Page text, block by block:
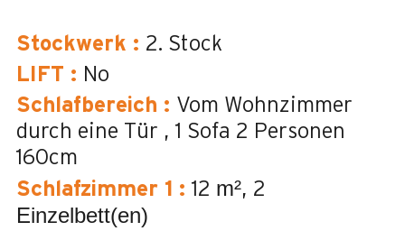
Stockwerk : 2. Stock
LIFT : No
Schlafbereich : Vom Wohnzimmer
durch eine Tür
1 Sofa 2 Personen
160cm
Schlafzimmer 1 : 12 m² 2
Einzelbett(en)